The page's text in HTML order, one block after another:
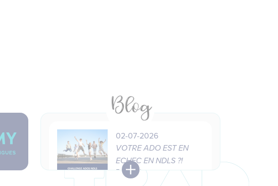
02-07-2026
VOTRE ADO EST EN
ECHEC EN NDLS ?!
5 jours à ne pas manquer